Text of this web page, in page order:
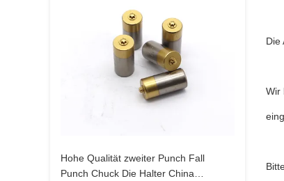
Hohe Qualität zweiter Punch Fall
Punch Chuck Die Halter China
Die
Wir